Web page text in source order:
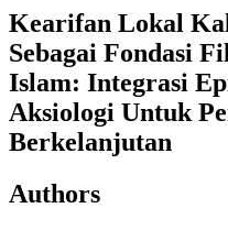
Kearifan Lokal
Sebagai Fondasi
Islam: Integrasi
Aksiologi Untuk
Berkelanjutan
Authors